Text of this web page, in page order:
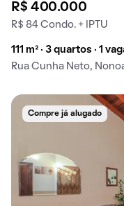
R$ 400.000
R$ 84 Condo. + IPTU
111 m² · 3 quartos · 1
Rua Cunha Neto,
Compre já alugado